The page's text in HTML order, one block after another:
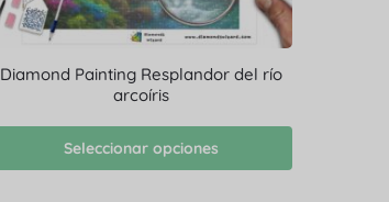
Diamond Painting Resplandor del río
arcoíris
Seleccionar opciones